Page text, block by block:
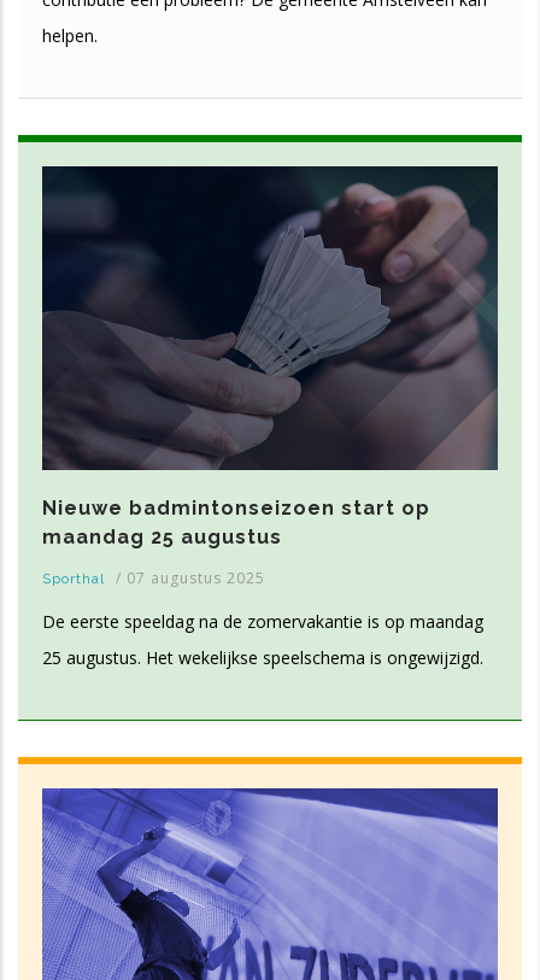
helpen.
Nieuwe badmintonseizoen start op
maandag 25 augustus
Sporthal / 07 augustus 2025
De eerste speeldag na de zomervakantie is op maandag
25 augustus. Het wekelijkse speelschema is ongewijzigd.